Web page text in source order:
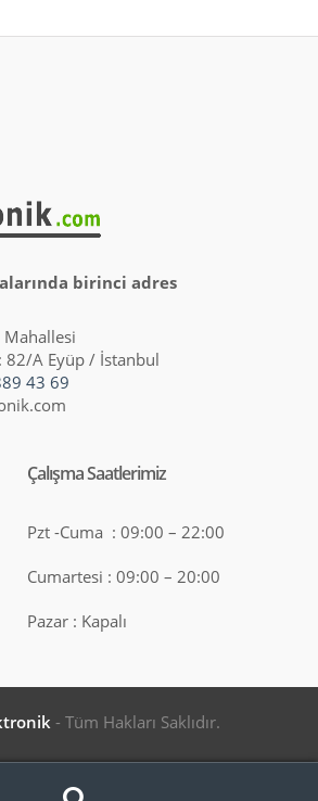
birinci adres
82/A Eyüp / İstanbul
43 69
Çalışma Saatlerimiz
Pzt -Cuma : 09:00 – 22:00
Cumartesi : 09:00 – 20:00
Pazar : Kapalı
- Tüm Hakları Saklıdır.